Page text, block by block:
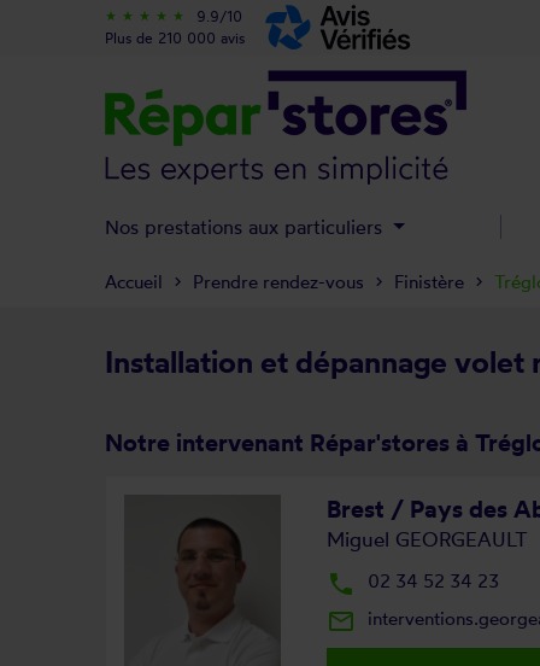
Installation et dépannage volet
Notre intervenant Répar'stores à
Brest / Pays des
Miguel GEORGEAULT
local_phone 02 34 52 34 23
mail_outline
Accueil Prendre rendez-vous Finistère
star_rate star_rate star_rate star_rate star_rate
9.9/10
Plus de 210 000 avis
Nos prestations aux particuliers